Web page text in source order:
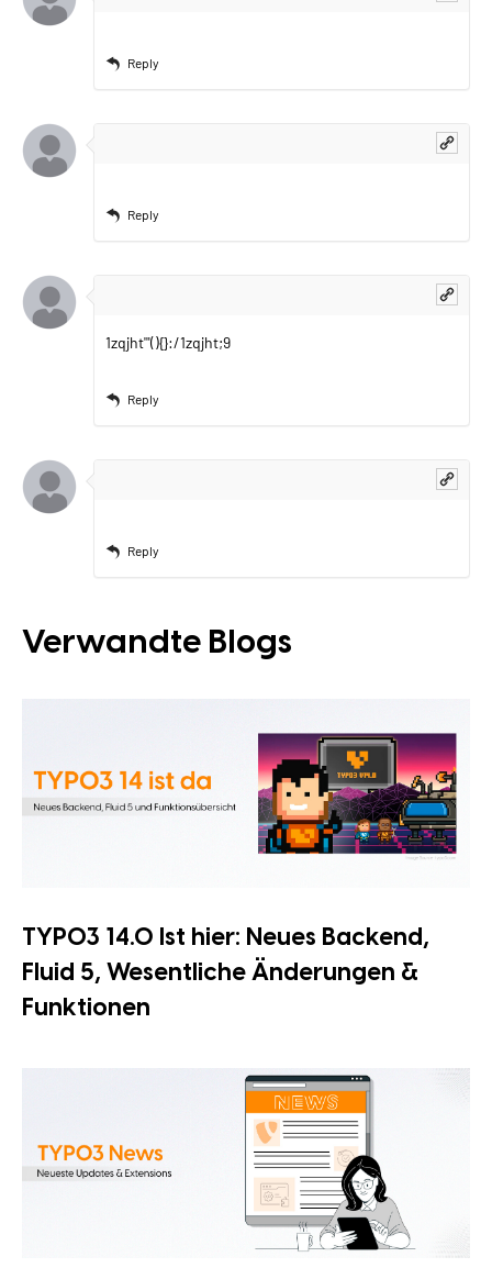
Reply
Reply
1zqjht'"(){}:/1zqjht;9
Reply
Reply
Verwandte Blogs
TYPO3 14.0 Ist hier: Neues Backend,
Fluid 5, Wesentliche Änderungen &
Funktionen